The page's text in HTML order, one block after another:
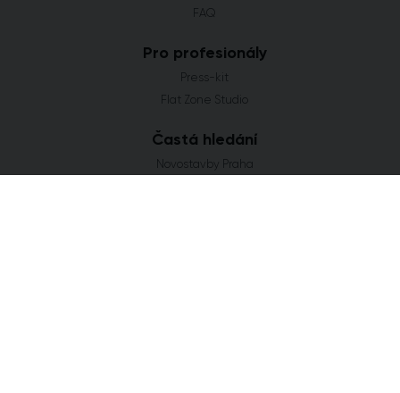
FAQ
Pro profesionály
Press-kit
Flat Zone Studio
Častá hledání
Novostavby Praha